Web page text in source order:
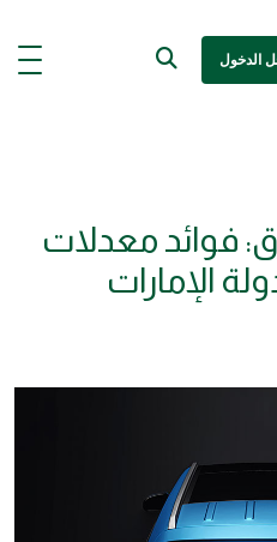
الدخول
فوائد معدلات
الإمارات